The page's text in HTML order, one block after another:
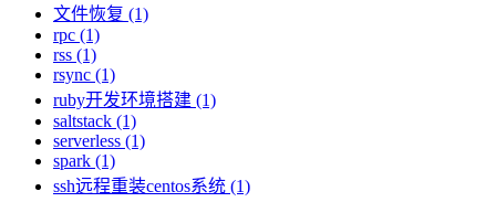
文件恢复 (1)
rpc (1)
rss (1)
rsync (1)
ruby开发环境搭建 (1)
saltstack (1)
serverless (1)
spark (1)
ssh远程重装centos系统 (1)